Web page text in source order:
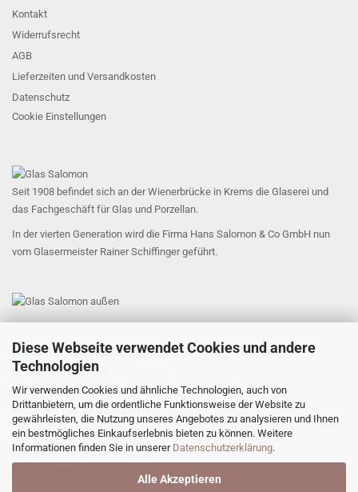
Diese Webseite verwendet Cookies und andere
Technologien
Wir verwenden Cookies und ähnliche Technologien, auch von
Drittanbietern, um die ordentliche Funktionsweise der Website zu
gewährleisten, die Nutzung unseres Angebotes zu analysieren und Ihnen
ein bestmögliches Einkaufserlebnis bieten zu können. Weitere
Informationen finden Sie in unserer Datenschutzerklärung.
Alle Akzeptieren
Kontakt
Widerrufsrecht
AGB
Lieferzeiten und Versandkosten
Datenschutz
Cookie Einstellungen
Seit 1908 befindet sich an der Wienerbrücke in Krems die Glaserei und
das Fachgeschäft für Glas und Porzellan.
In der vierten Generation wird die Firma Hans Salomon & Co GmbH nun
vom Glasermeister Rainer Schiffinger geführt.
Hans Salomon & Co GmbH
Untere Landstraße 58, 3500 Krems
office@glas-salomon.at
​Tel: +43 (0) 2732 82174
Öffnungszeiten:
Mo - Do: 9 - 15 Uhr, Fr: 9 - 18 Uhr